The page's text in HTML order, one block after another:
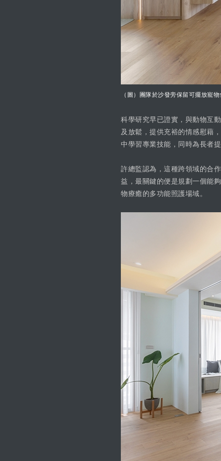
（圖）團隊於沙發旁保留可擺放寵
科學研究早已證實，與動物互
及放鬆，提供充裕的情感慰藉
中學習專業技能，同時為長者
許總監認為，這種跨領域的合
益，最關鍵的便是規劃一個能
物療癒的多功能照護場域。